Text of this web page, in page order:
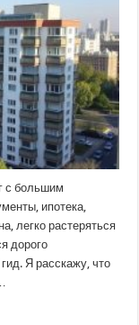
с большим
ипотека,
легко растеряться
дорого
Я расскажу, что